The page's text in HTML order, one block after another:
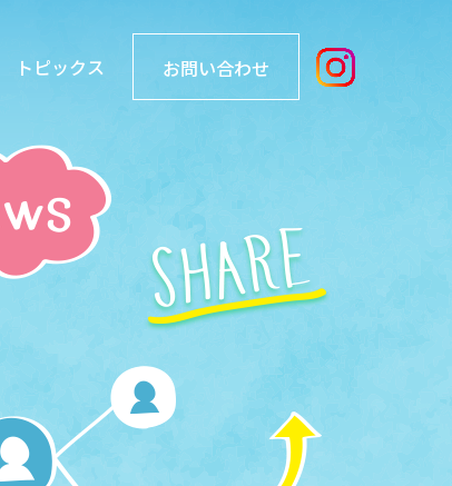
トピックス お問い合わせ